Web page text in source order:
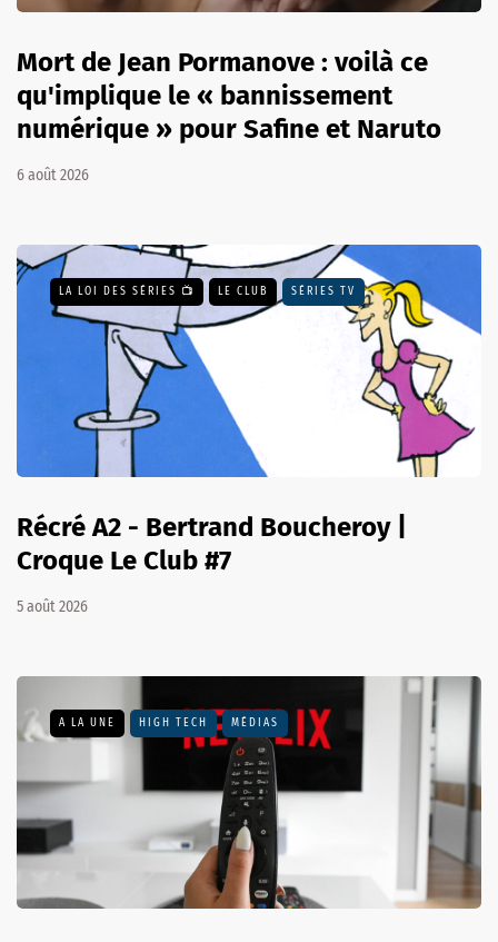
Mort de Jean Pormanove : voilà ce
qu'implique le « bannissement
numérique » pour Safine et Naruto
6 août 2026
LA LOI DES SÉRIES 📺 LE CLUB SÉRIES TV
Récré A2 - Bertrand Boucheroy |
Croque Le Club #7
5 août 2026
A LA UNE HIGH TECH MÉDIAS